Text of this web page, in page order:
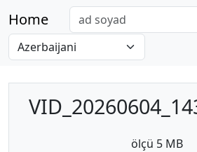
Home
ölçü 5 MB